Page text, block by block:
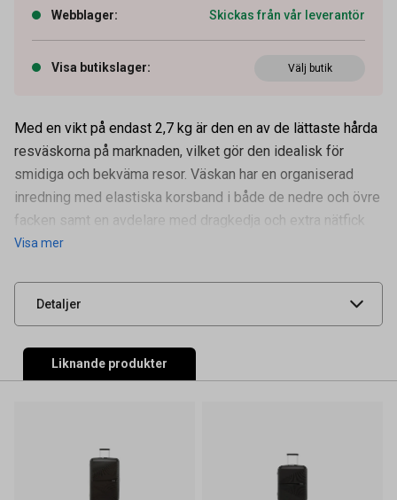
Webblager: Skickas från vår leverantör
Visa butikslager: Välj butik
Med en vikt på endast 2,7 kg är den en av de lättaste hårda
resväskorna på marknaden, vilket gör den idealisk för
smidiga och bekväma resor. Väskan har en organiserad
inredning med elastiska korsband i både de nedre och övre
facken samt en avdelare med dragkedja och extra nätfick
Visa mer
Detaljer
Artikelnummer 37050248
Leverantörens
UNSPSC 53120000
Liknande produkter